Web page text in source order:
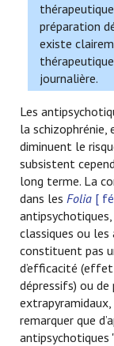
préparation
existe
journalière.
Les
la
diminuent le
subsistent
long terme. La
dans les Folia [
classiques ou les
constituent pas
d’efficacité
dépressifs) ou
remarquer que
antipsychotiques